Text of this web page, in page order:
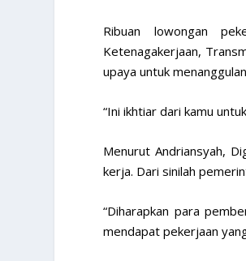
Ribuan lowongan
Ketenagakerjaan,
upaya untuk
“Ini ikhtiar dari kamu
Menurut Andriansyah,
kerja. Dari sinilah
“Diharapkan para
mendapat pekerjaan